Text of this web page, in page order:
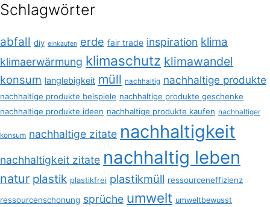
Schlagwörter
abfall diy einkaufen erde fair trade inspiration klima
klimaerwärmung klimaschutz klimawandel
konsum langlebigkeit müll nachhaltig nachhaltige produkte
nachhaltige produkte beispiele nachhaltige produkte geschenke
nachhaltige produkte ideen nachhaltige produkte kaufen nachhaltiger
konsum nachhaltige zitate nachhaltigkeit
nachhaltigkeit zitate nachhaltig leben
natur plastik plastikfrei plastikmüll ressourceneffizienz
ressourcenschonung sprüche umwelt umweltbewusst